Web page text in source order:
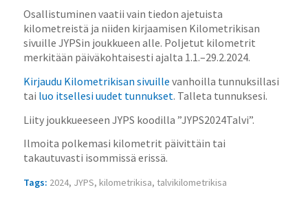
Osallistuminen vaatii vain tiedon ajetuista
kilometreistä ja niiden kirjaamisen Kilometrikisan
sivuille JYPSin joukkueen alle. Poljetut kilometrit
merkitään päiväkohtaisesti ajalta 1.1.–29.2.2024.
Kirjaudu Kilometrikisan sivuille vanhoilla tunnuksillasi
tai luo itsellesi uudet tunnukset. Talleta tunnuksesi.
Liity joukkueeseen JYPS koodilla ”JYPS2024Talvi”.
Ilmoita polkemasi kilometrit päivittäin tai
takautuvasti isommissä erissä.
Tags: 2024, JYPS, kilometrikisa, talvikilometrikisa